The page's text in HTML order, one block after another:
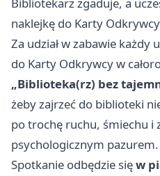
naklejkę do Karty Odkrywcy
Za udział w zabawie każdy
do Karty Odkrywcy w
„Biblioteka(rz) bez
żeby zajrzeć do biblioteki
po trochę ruchu, śmiechu i
psychologicznym pazurem.
Spotkanie odbędzie sięw